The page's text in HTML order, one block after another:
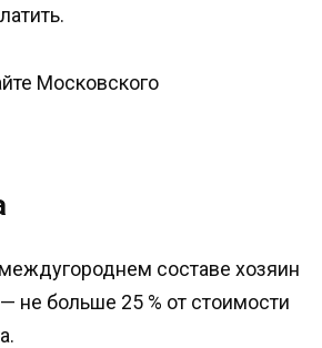
Московского
составе хозяин
не больше 25 % от стоимости